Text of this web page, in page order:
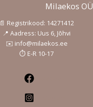
товара.
Milaekos OÜ
📄 Registrikood: 14271412
📍 Aadress: Uus 6, Jõhvi
✉️ info@milaekos.ee
⏱️ E-R 10-17